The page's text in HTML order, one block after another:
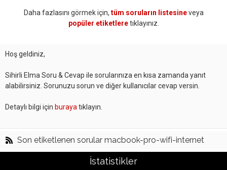
Daha fazlasını görmek için, tüm soruların listesineveya
popüler etiketleretıklayınız.
Hoş geldiniz,
Sihirli Elma Soru & Cevap ile sorularınıza en kısa zamanda yanıt
alabilirsiniz. Sorunuzu sorun ve diğer kullanıcılar cevap versin.
Detaylı bilgi için buraya tıklayın.
Son etiketlenen sorular macbook-pro-wifi-internet
İstatistikler